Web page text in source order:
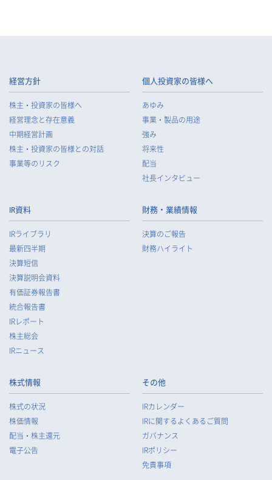
経営方針
株主・投資家の皆様へ
経営理念と存在意義
中期経営計画
株主・投資家の皆様との対話
事業等のリスク
個人投資家の皆様へ
あゆみ
事業・製品の用途
強み
将来性
配当
社長インタビュー
IR資料
IRライブラリ
最新四半期
決算短信
決算説明会資料
有価証券報告書
統合報告書
IRレポート
株主総会
IRニュース
財務・業績情報
決算のご報告
財務ハイライト
株式情報
株式の状況
株価情報
配当・株主還元
電子公告
その他
IRカレンダー
IRに関するよくあるご質問
ガバナンス
IRポリシー
免責事項